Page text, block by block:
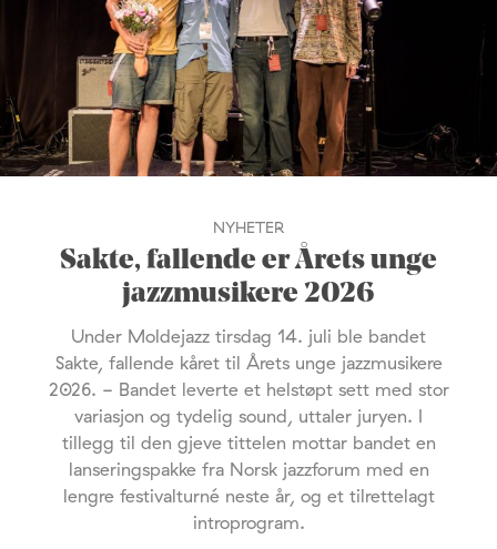
NYHETER
Sakte, fallende er Årets unge
jazzmusikere 2026
Under Moldejazz tirsdag 14. juli ble bandet
Sakte, fallende kåret til Årets unge jazzmusikere
2026. - Bandet leverte et helstøpt sett med stor
variasjon og tydelig sound, uttaler juryen. I
tillegg til den gjeve tittelen mottar bandet en
lanseringspakke fra Norsk jazzforum med en
lengre festivalturné neste år, og et tilrettelagt
introprogram.